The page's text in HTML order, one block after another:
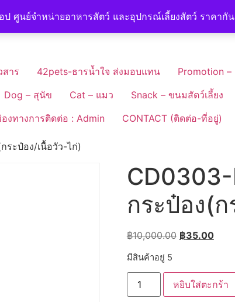
ป ศูนย์จำหน่ายอาหารสัตว์ และอุปกรณ์เลี้ยงสัตว์ ราคากัน
สาร 42pets-ธารน้ำใจ ส่งมอบแทน Promotion
Dog – สุนัข Cat – แมว Snack – ขนมสัตว์เลี้ยง
งทางการติดต่อ : Admin CONTACT (ติดต่อ-ที่อยู่)
ระป๋อง/เนื้อวัว-ไก่)
กระป๋อง(
฿10,000.00 Original
฿10,000.00.
฿35.00
฿
มีสินค้าอยู่ 5
จำนวน
CD0303-
Hercules
หยิบใส่ตะกร้า